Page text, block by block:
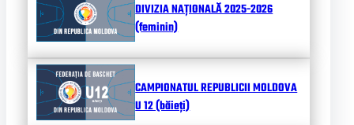
DIVIZIA NAȚIONALĂ 2025-2026
(feminin)
CAMPIONATUL REPUBLICII MOLDOVA
U 12 (băieți)